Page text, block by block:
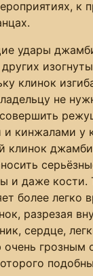
к
удары
клинок
не
и кинжалами у
клинок
и даже кости.
более легко
разрезая
сердце,
грозным